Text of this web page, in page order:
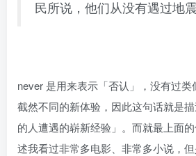
民所说，他们从没有遇过地震
never 是用来表示「否认」，没有过
截然不同的新体验，因此这句话就是
的人遭遇的崭新经验」。而就最上面
述我看过非常多电影、非常多小说，